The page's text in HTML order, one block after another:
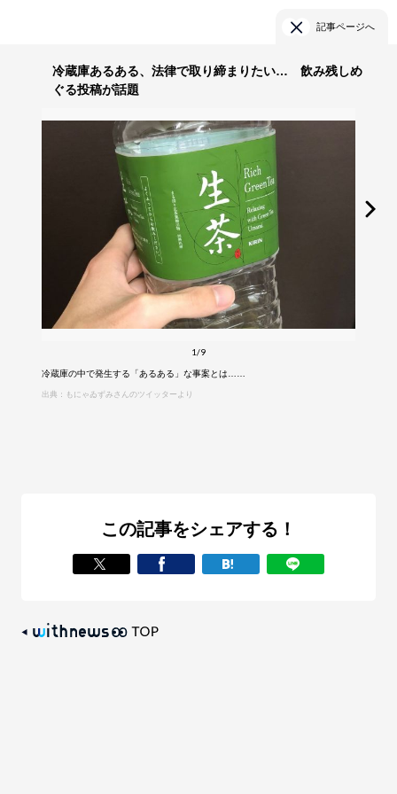
記事ページへ
冷蔵庫あるある、法律で取り締まりたい… 飲み残しめ
ぐる投稿が話題
1/9
冷蔵庫の中で発生する「あるある」な事案とは……
出典：もにゃゐずみさんのツイッターより
この記事をシェアする！